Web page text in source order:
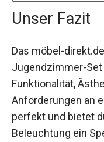
Unser Fazit
Das möbel-
Jugendzimmer-
Funktionalität,
Anforderungen an
perfekt und bietet
Beleuchtung ein